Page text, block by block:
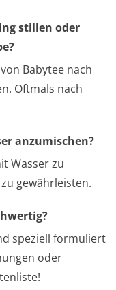
stillen oder
Babytee nach
Oftmals nach
anzumischen?
Wasser zu
gewährleisten.
speziell formuliert
oder